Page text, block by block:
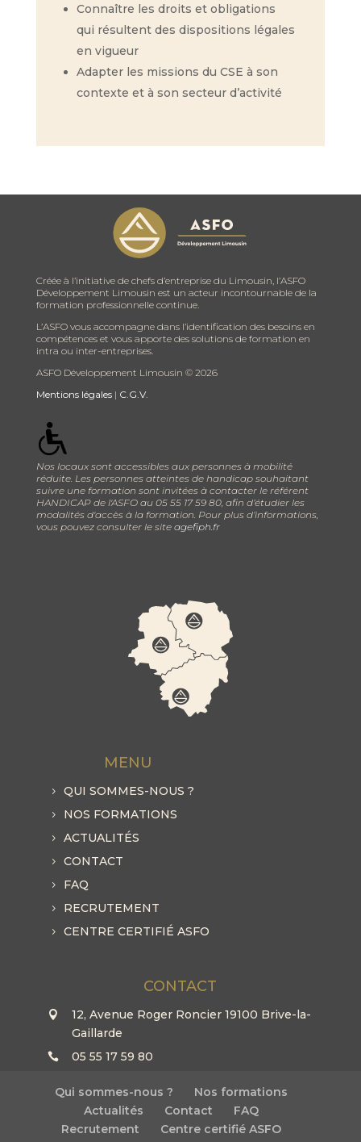
Connaître les droits et obligations
qui résultent des dispositions légales
en vigueur
Adapter les missions du CSE à son
contexte et à son secteur d’activité
Créée à l’initiative de chefs d’entreprise du Limousin, l’ASFO
Développement Limousin est un acteur incontournable de la
formation professionnelle continue.
L’ASFO vous accompagne dans l’identification des besoins en
compétences et vous apporte des solutions de formation en
intra ou inter-entreprises.
ASFO Développement Limousin © 2026
Mentions légales| C.G.V.
Nos locaux sont accessibles aux personnes à mobilité
réduite. Les personnes atteintes de handicap souhaitant
suivre une formation sont invitées à contacter le référent
HANDICAP de l'ASFO au 05 55 17 59 80, afin d’étudier les
modalités d'accès à la formation. Pour plus d’informations,
vous pouvez consulter le site agefiph.fr
MENU
QUI SOMMES-NOUS ?
NOS FORMATIONS
ACTUALITÉS
CONTACT
FAQ
RECRUTEMENT
CENTRE CERTIFIÉ ASFO
CONTACT
12, Avenue Roger Roncier 19100 Brive-la-
Gaillarde
05 55 17 59 80
Qui sommes-nous ?
Nos formations
Actualités
Contact
FAQ
Recrutement
Centre certifié ASFO